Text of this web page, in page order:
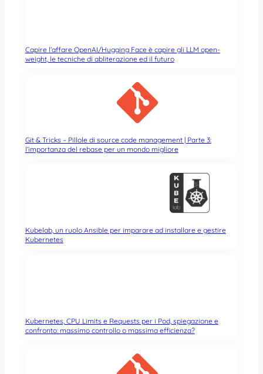
Capire l’affare OpenAI/Hugging Face è capire gli LLM open-
weight, le tecniche di abliterazione ed il futuro
Git & Tricks – Pillole di source code management | Parte 3:
l’importanza del rebase per un mondo migliore
Kubelab, un ruolo Ansible per imparare ad installare e gestire
Kubernetes
Kubernetes, CPU Limits e Requests per i Pod, spiegazione e
confronto: massimo controllo o massima efficienza?